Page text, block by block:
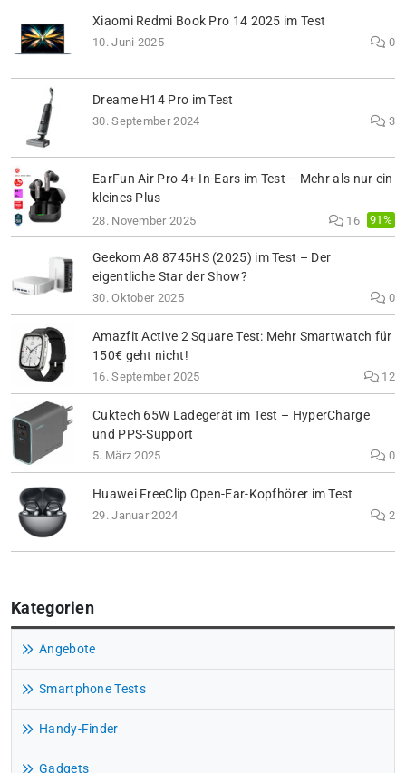
Xiaomi Redmi Book Pro 14 2025 im Test
10. Juni 2025 0
Dreame H14 Pro im Test
30. September 2024 3
EarFun Air Pro 4+ In-Ears im Test – Mehr als nur ein
kleines Plus
28. November 2025 16 91%
Geekom A8 8745HS (2025) im Test – Der
eigentliche Star der Show?
30. Oktober 2025 0
Amazfit Active 2 Square Test: Mehr Smartwatch für
150€ geht nicht!
16. September 2025 12
Cuktech 65W Ladegerät im Test – HyperCharge
und PPS-Support
5. März 2025 0
Huawei FreeClip Open-Ear-Kopfhörer im Test
29. Januar 2024 2
Kategorien
Angebote
Smartphone Tests
Handy-Finder
Gadgets